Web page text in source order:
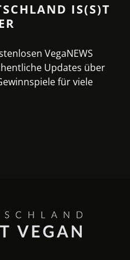
IS(S)T
VegaNEWS
Updates über
für viele